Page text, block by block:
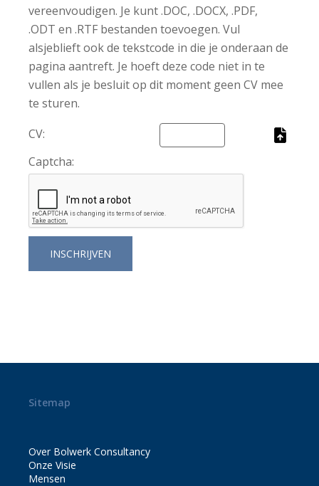
vereenvoudigen. Je kunt .DOC, .DOCX, .PDF,
.ODT en .RTF bestanden toevoegen. Vul
alsjeblieft ook de tekstcode in die je onderaan de
pagina aantreft. Je hoeft deze code niet in te
vullen als je besluit op dit moment geen CV mee
te sturen.
CV:
Captcha:
Sitemap
Over Bolwerk Consultancy
Onze Visie
Mensen